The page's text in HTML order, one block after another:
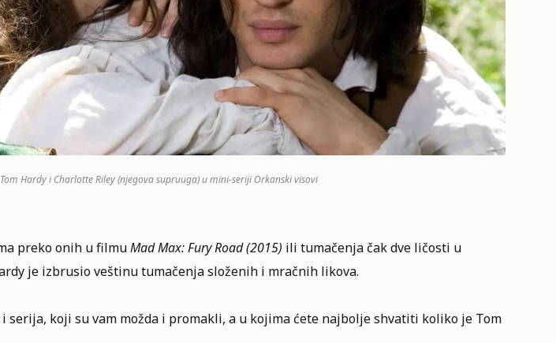
Tom Hardy i Charlotte Riley (njegova supruuga) u mini-seriji Orkanski visovi
preko onih u filmuMad Max: Fury Road (2015) ili tumačenja čak dve ličosti u
je izbrusio veštinu tumačenja složenih i mračnih likova.
serija, koji su vam možda i promakli, a u kojima ćete najbolje shvatiti koliko je Tom